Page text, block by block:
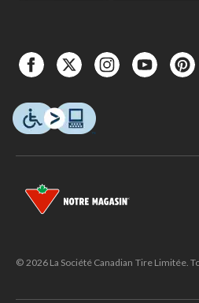
© 2026 La Société Canadian Tire Limitée.